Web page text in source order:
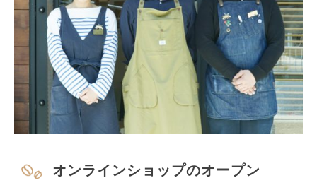
オンラインショップのオープン